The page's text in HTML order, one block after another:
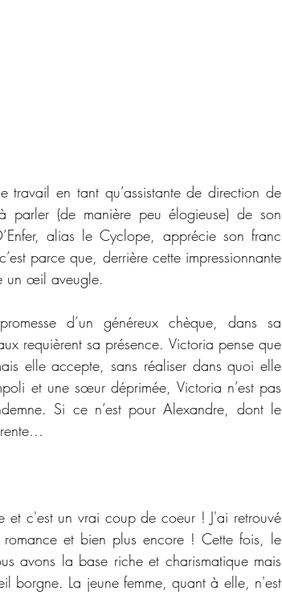
travail en tant qu’assistante de direction de
parler (de manière peu élogieuse) de son
alias le Cyclope, apprécie son franc
parce que, derrière cette impressionnante
un œil aveugle.
d’un généreux chèque, dans sa
requièrent sa présence. Victoria pense que
elle accepte, sans réaliser dans quoi elle
et une sœur déprimée, Victoria n’est pas
Si ce n’est pour Alexandre, dont le
et c'est un vrai coup de coeur ! J'ai retrouvé
et bien plus encore ! Cette fois, le
avons la base riche et charismatique mais
borgne. La jeune femme, quant à elle, n'est